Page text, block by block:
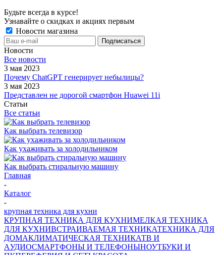
Будьте всегда в курсе!
Узнавайте о скидках и акциях первым
Новости магазина
Новости
Все новости
3 мая 2023
Почему ChatGPT генерирует небылицы?
3 мая 2023
Представлен не дорогой смартфон Huawei 11i
Статьи
Все статьи
Как выбрать телевизор
Как ухаживать за холодильником
Как выбрать стиральную машину
Главная
-
Каталог
-
крупная техника для кухни
КРУПНАЯ ТЕХНИКА ДЛЯ КУХНИМЕЛКАЯ ТЕХНИКА
ДЛЯ КУХНИВСТРАИВАЕМАЯ ТЕХНИКАТЕХНИКА ДЛЯ
ДОМАКЛИМАТИЧЕСКАЯ ТЕХНИКАТВ И
AУДИОСМАРТФОНЫ И ТЕЛЕФОНЫНОУТБУКИ И